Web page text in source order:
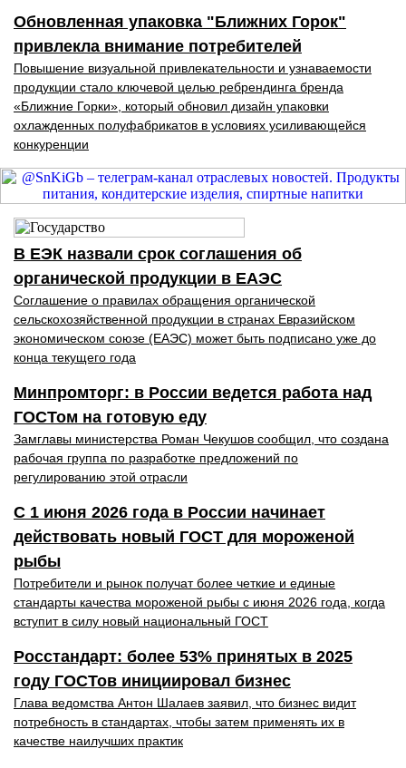
Обновленная упаковка "Ближних Горок"
привлекла внимание потребителей
Повышение визуальной привлекательности и узнаваемости
продукции стало ключевой целью ребрендинга бренда
«Ближние Горки», который обновил дизайн упаковки
охлажденных полуфабрикатов в условиях усиливающейся
конкуренции
В ЕЭК назвали срок соглашения об
органической продукции в ЕАЭС
Соглашение о правилах обращения органической
сельскохозяйственной продукции в странах Евразийском
экономическом союзе (ЕАЭС) может быть подписано уже до
конца текущего года
Минпромторг: в России ведется работа над
ГОСТом на готовую еду
Замглавы министерства Роман Чекушов сообщил, что создана
рабочая группа по разработке предложений по
регулированию этой отрасли
С 1 июня 2026 года в России начинает
действовать новый ГОСТ для мороженой
рыбы
Потребители и рынок получат более четкие и единые
стандарты качества мороженой рыбы с июня 2026 года, когда
вступит в силу новый национальный ГОСТ
Росстандарт: более 53% принятых в 2025
году ГОСТов инициировал бизнес
Глава ведомства Антон Шалаев заявил, что бизнес видит
потребность в стандартах, чтобы затем применять их в
качестве наилучших практик